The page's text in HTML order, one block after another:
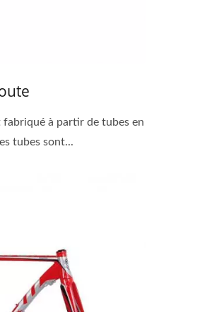
fabriqué à partir de tubes en
tubes sont...